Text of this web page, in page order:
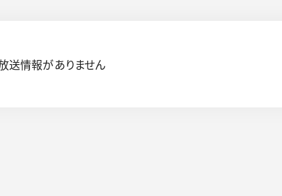
送情報がありません